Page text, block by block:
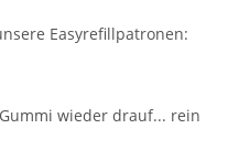
Easyrefillpatronen:
wieder drauf... rein